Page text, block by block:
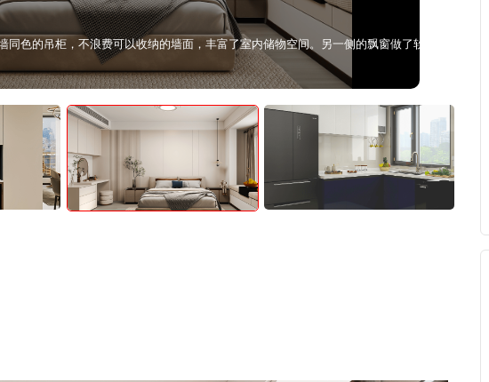
全镜面的柜门也更干净利落。
色的吊柜，不浪费可以收纳的墙面，丰富了室内储物空间。另一侧的飘窗做了软包榻榻米，